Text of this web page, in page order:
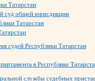
Татарстан
суд общей юрисдикции
Татарстан
судей Республики Татарстан
в Республике
службы судебных